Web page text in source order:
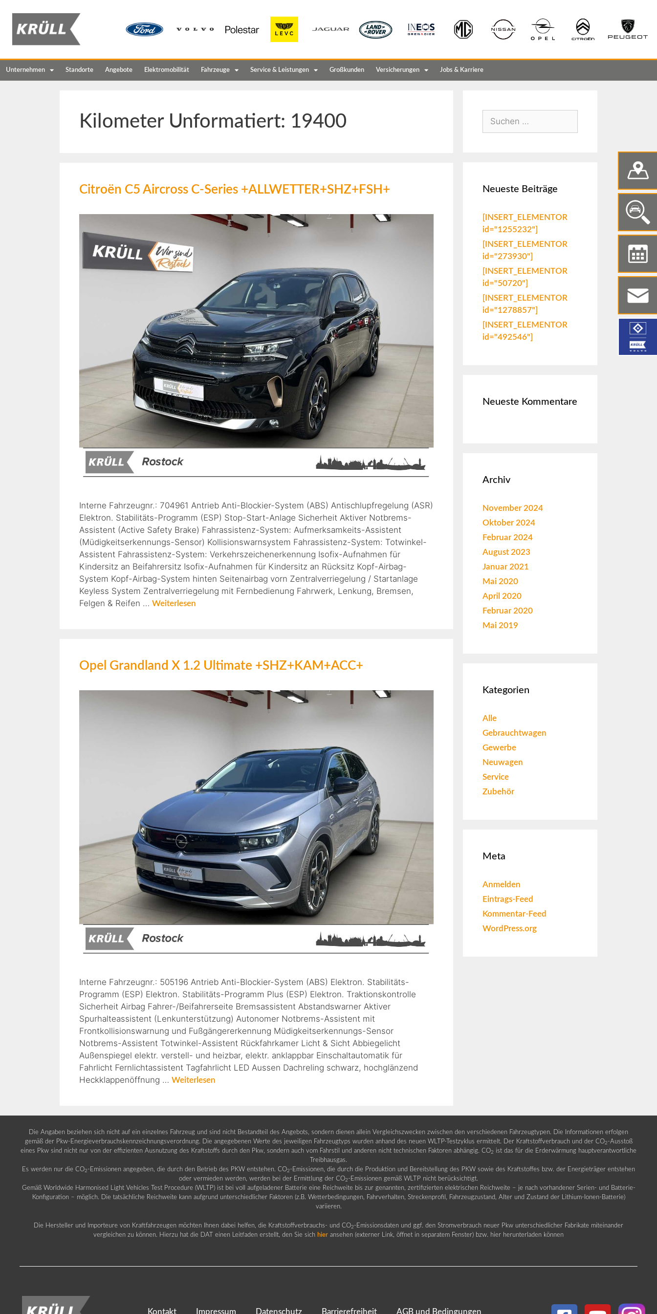
Unternehmen Standorte Angebote Elektromobilität Fahrzeuge Service & Leistungen Großkunden Versicherungen Jobs & Karriere
Kilometer Unformatiert: 19400
Citroën C5 Aircross C-Series +ALLWETTER+SHZ+FSH+
Interne Fahrzeugnr.: 704961 Antrieb Anti-Blockier-System (ABS) Antischlupfregelung (ASR)
Elektron. Stabilitäts-Programm (ESP) Stop-Start-Anlage Sicherheit Aktiver Notbrems-
Assistent (Active Safety Brake) Fahrassistenz-System: Aufmerksamkeits-Assistent
(Müdigkeitserkennungs-Sensor) Kollisionswarnsystem Fahrassistenz-System: Totwinkel-
Assistent Fahrassistenz-System: Verkehrszeichenerkennung Isofix-Aufnahmen für
Kindersitz an Beifahrersitz Isofix-Aufnahmen für Kindersitz an Rücksitz Kopf-Airbag-
System Kopf-Airbag-System hinten Seitenairbag vorn Zentralverriegelung / Startanlage
Keyless System Zentralverriegelung mit Fernbedienung Fahrwerk, Lenkung, Bremsen,
Felgen & Reifen … Weiterlesen
Opel Grandland X 1.2 Ultimate +SHZ+KAM+ACC+
Interne Fahrzeugnr.: 505196 Antrieb Anti-Blockier-System (ABS) Elektron. Stabilitäts-
Programm (ESP) Elektron. Stabilitäts-Programm Plus (ESP) Elektron. Traktionskontrolle
Sicherheit Airbag Fahrer-/Beifahrerseite Bremsassistent Abstandswarner Aktiver
Spurhalteassistent (Lenkunterstützung) Autonomer Notbrems-Assistent mit
Frontkollisionswarnung und Fußgängererkennung Müdigkeitserkennungs-Sensor
Notbrems-Assistent Totwinkel-Assistent Rückfahrkamer Licht & Sicht Abbiegelicht
Außenspiegel elektr. verstell- und heizbar, elektr. anklappbar Einschaltautomatik für
Fahrlicht Fernlichtassistent Tagfahrlicht LED Aussen Dachreling schwarz, hochglänzend
Heckklappenöffnung … Weiterlesen
Neueste Beiträge
[INSERT_ELEMENTOR
id="1255232"]
[INSERT_ELEMENTOR
id="273930"]
[INSERT_ELEMENTOR
id="50720"]
[INSERT_ELEMENTOR
id="1278857"]
[INSERT_ELEMENTOR
id="492546"]
Neueste Kommentare
Archiv
November 2024
Oktober 2024
Februar 2024
August 2023
Januar 2021
Mai 2020
April 2020
Februar 2020
Mai 2019
Kategorien
Alle
Gebrauchtwagen
Gewerbe
Neuwagen
Service
Zubehör
Meta
Anmelden
Eintrags-Feed
Kommentar-Feed
WordPress.org
Die Angaben beziehen sich nicht auf ein einzelnes Fahrzeug und sind nicht Bestandteil des Angebots, sondern dienen allein Vergleichszwecken zwischen den verschiedenen Fahrzeugtypen. Die Informationen erfolgen
gemäß der Pkw-Energieverbrauchskennzeichnungsverordnung. Die angegebenen Werte des jeweiligen Fahrzeugtyps wurden anhand des neuen WLTP-Testzyklus ermittelt. Der Kraftstoffverbrauch und der CO2 -Ausstoß
eines Pkw sind nicht nur von der effizienten Ausnutzung des Kraftstoffs durch den Pkw, sondern auch vom Fahrstil und anderen nicht technischen Faktoren abhängig. CO2 ist das für die Erderwärmung hauptverantwortliche
Treibhausgas.
Es werden nur die CO2 -Emissionen angegeben, die durch den Betrieb des PKW entstehen. CO2 -Emissionen, die durch die Produktion und Bereitstellung des PKW sowie des Kraftstoffes bzw. der Energieträger entstehen
oder vermieden werden, werden bei der Ermittlung der CO2 -Emissionen gemäß WLTP nicht berücksichtigt.
Gemäß Worldwide Harmonised Light Vehicles Test Procedure (WLTP) ist bei voll aufgeladener Batterie eine Reichweite bis zur genannten, zertifizierten elektrischen Reichweite – je nach vorhandener Serien- und Batterie-
Konfiguration – möglich. Die tatsächliche Reichweite kann aufgrund unterschiedlicher Faktoren (z.B. Wetterbedingungen, Fahrverhalten, Streckenprofil, Fahrzeugzustand, Alter und Zustand der Lithium-Ionen-Batterie)
variieren.
Die Hersteller und Importeure von Kraftfahrzeugen möchten Ihnen dabei helfen, die Kraftstoffverbrauchs- und CO2 -Emissionsdaten und ggf. den Stromverbrauch neuer Pkw unterschiedlicher Fabrikate miteinander
vergleichen zu können. Hierzu hat die DAT einen Leitfaden erstellt, den Sie sich hier ansehen (externer Link, öffnet in separatem Fenster) bzw. hier herunterladen können
Kontakt Impressum Datenschutz Barrierefreiheit AGB und Bedingungen